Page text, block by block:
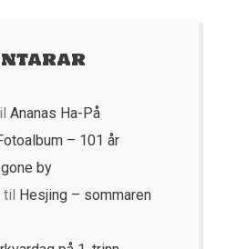
Ananas Ha-På
– 101 år
by
til
Hesjing – sommaren